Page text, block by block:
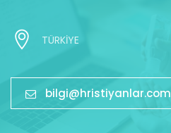
TÜRKİYE
bilgi@hristiyanlar.com